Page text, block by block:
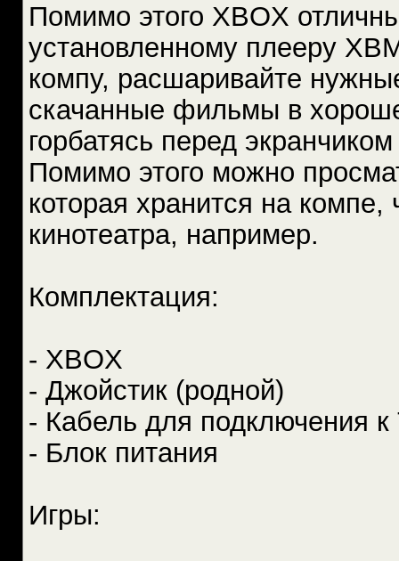
Помимо этого XBOX
установленному плееру
компу, расшаривайте
скачанные фильмы в
горбатясь перед
Помимо этого можно
которая хранится на
кинотеатра, например.
Комплектация:
- XBOX
- Джойстик (родной)
- Кабель для подключения
- Блок питания
Игры: